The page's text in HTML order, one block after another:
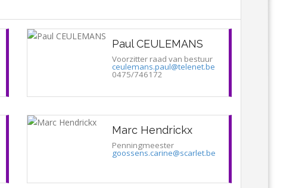
Paul CEULEMANS
Voorzitter raad van bestuur
ceulemans.paul@telenet.be
0475/746172
Marc Hendrickx
Penningmeester
goossens.carine@scarlet.be